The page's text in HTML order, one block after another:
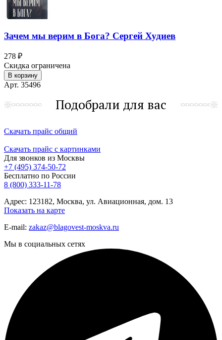
Зачем мы верим в Бога? Сергей Худиев
278 ₽
Скидка ограничена
В корзину
Арт. 35496
Подобрали для вас
Скачать прайс общий
Скачать прайс с картинками
Для звонков из Москвы
+7 (495) 374-50-72
Бесплатно по России
8 (800) 333-11-78
Адрес: 123182, Москва, ул. Авиационная, дом. 13
Показать на карте
E-mail: zakaz@blagovest-moskva.ru
Мы в социальных сетях